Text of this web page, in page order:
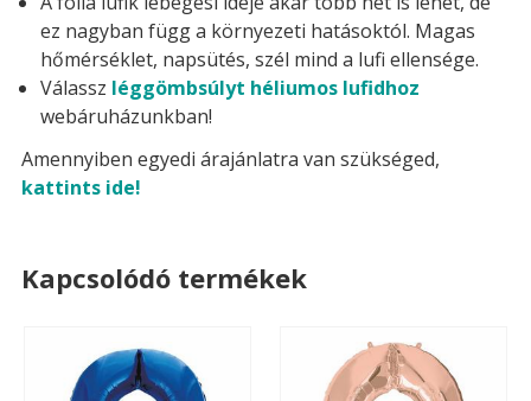
ez nagyban függ a környezeti hatásoktól. Magas
hőmérséklet, napsütés, szél mind a lufi ellensége.
Válassz léggömbsúlyt héliumos lufidhoz
webáruházunkban!
Amennyiben egyedi árajánlatra van szükséged,
kattints ide!
Kapcsolódó termékek